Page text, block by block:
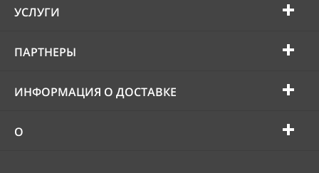
УСЛУГИ
ПАРТНЕРЫ
ИНФОРМАЦИЯ О ДОСТАВКЕ
О